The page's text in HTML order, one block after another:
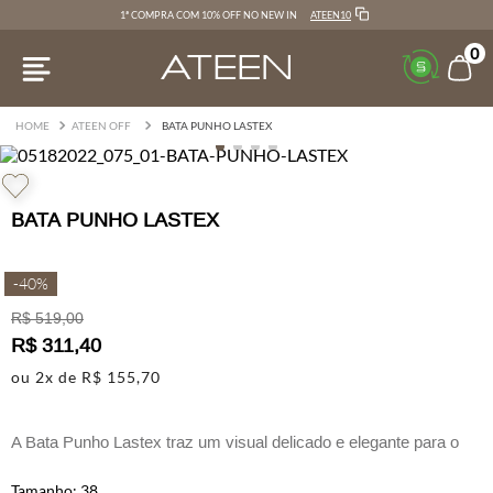
1ª COMPRA COM 10% OFF NO NEW IN ATEEN10
0
ATEEN OFF BATA PUNHO LASTEX
BATA PUNHO LASTEX
-40%
R$ 519,00
R$ 311,40
ou 2x de R$ 155,70
A Bata Punho Lastex traz um visual delicado e elegante para o